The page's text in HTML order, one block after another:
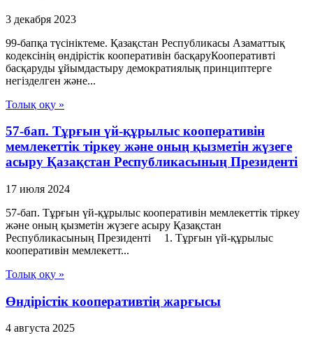
3 декабря 2023
99-бапқа түсініктеме. Қазақстан Республикасы Азаматтық
кодексінің өндірістік кооперативін басқаруКооперативті
басқаруды ұйымдастыру демократиялық принциптерге
негізделген және...
Толық оқу »
57-бап. Тұрғын үй-құрылыс кооперативін
мемлекеттік тіркеу және оның қызметін жүзеге
асыру Қазақстан Республикасының Президенті
17 июля 2024
57-бап. Тұрғын үй-құрылыс кооперативін мемлекеттік тіркеу
және оның қызметін жүзеге асыру Қазақстан
Республикасының Президенті 1. Тұрғын үй-құрылыс
кооперативін мемлекетт...
Толық оқу »
Өндірістік кооперативтің жарғысы
4 августа 2025